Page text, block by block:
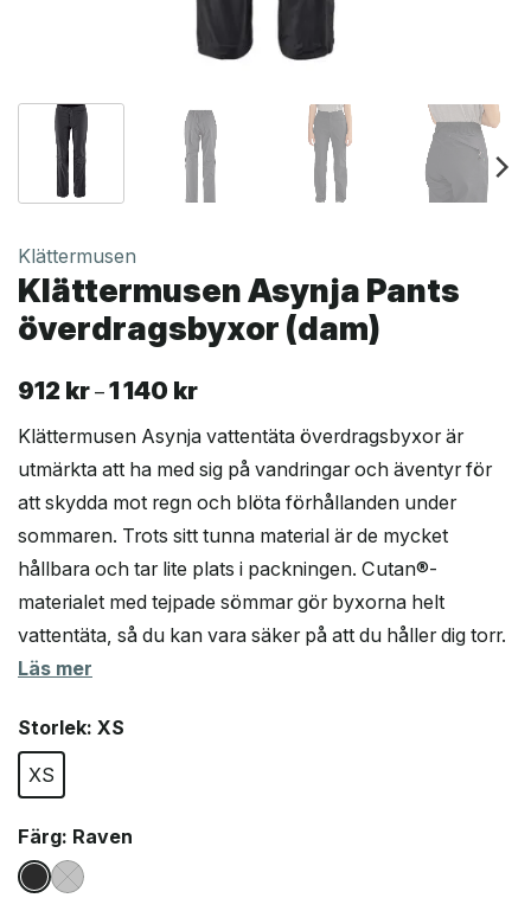
Klättermusen
Klättermusen Asynja Pants
överdragsbyxor (dam)
912 kr – 1 140 krPrisintervall:
till
1
140 kr
Klättermusen Asynja vattentäta överdragsbyxor är
utmärkta att ha med sig på vandringar och äventyr för
att skydda mot regn och blöta förhållanden under
sommaren. Trots sitt tunna material är de mycket
hållbara och tar lite plats i packningen. Cutan®-
materialet med tejpade sömmar gör byxorna helt
vattentäta, så du kan vara säker på att du håller dig torr.
Läs mer
Storlek: XS
XS
Färg: Raven